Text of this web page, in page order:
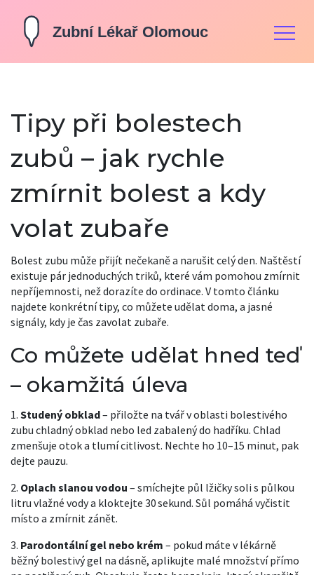
Tipy při bolestech
zubů – jak rychle
zmírnit bolest a kdy
volat zubaře
Bolest zubu může přijít nečekaně a narušit celý den. Naštěstí
existuje pár jednoduchých triků, které vám pomohou zmírnit
nepříjemnosti, než dorazíte do ordinace. V tomto článku
najdete konkrétní tipy, co můžete udělat doma, a jasné
signály, kdy je čas zavolat zubaře.
Co můžete udělat hned teď
– okamžitá úleva
1. Studený obklad– přiložte na tvář v oblasti bolestivého
zubu chladný obklad nebo led zabalený do hadříku. Chlad
zmenšuje otok a tlumí citlivost. Nechte ho 10–15 minut, pak
dejte pauzu.
2. Oplach slanou vodou – smíchejte půl lžičky soli s půlkou
litru vlažné vody a kloktejte 30 sekund. Sůl pomáhá vyčistit
místo a zmírnit zánět.
3. Parodontální gel nebo krém – pokud máte v lékárně
běžný bolestivý gel na dásně, aplikujte malé množství přímo